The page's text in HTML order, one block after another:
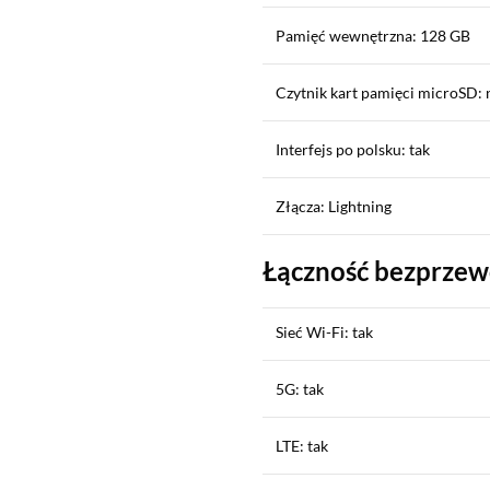
Pamięć wewnętrzna: 128 GB
Czytnik kart pamięci microSD:
Interfejs po polsku: tak
Złącza: Lightning
Łączność
Sieć Wi-Fi: tak
5G: tak
LTE: tak